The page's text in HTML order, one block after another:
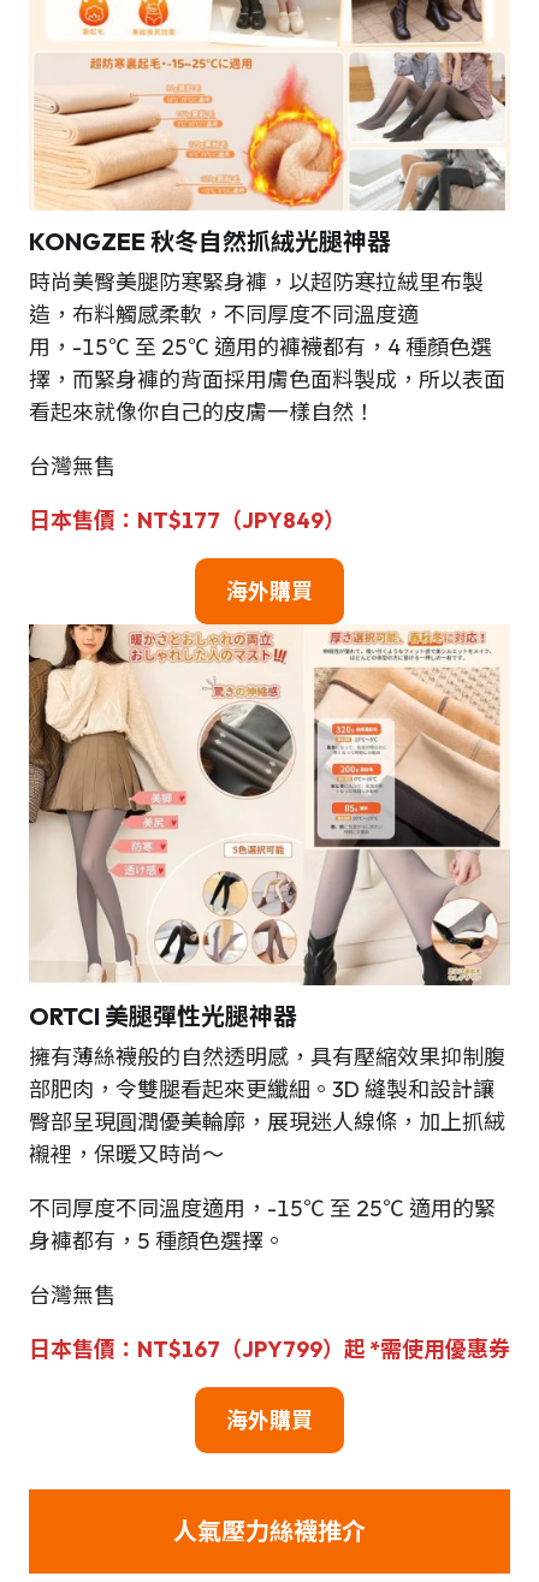
KONGZEE 秋冬自然抓絨光腿神器
時尚美臀美腿防寒緊身褲，以超防寒拉絨里布製
造，布料觸感柔軟，不同厚度不同溫度適
用，-15℃ 至 25℃ 適用的褲襪都有，4 種顏色選
擇，而緊身褲的背面採用膚色面料製成，所以表面
看起來就像你自己的皮膚一樣自然！
台灣無售
日本售價：NT$177（JPY849）
海外購買
ORTCI 美腿彈性光腿神器
擁有薄絲襪般的自然透明感，具有壓縮效果抑制腹
部肥肉，令雙腿看起來更纖細。3D 縫製和設計讓
臀部呈現圓潤優美輪廓，展現迷人線條，加上抓絨
襯裡，保暖又時尚～
不同厚度不同溫度適用，-15℃ 至 25℃ 適用的緊
身褲都有，5 種顏色選擇。
台灣無售
日本售價：NT$167（JPY799）起 *需使用優惠券
海外購買
人氣壓力絲襪推介